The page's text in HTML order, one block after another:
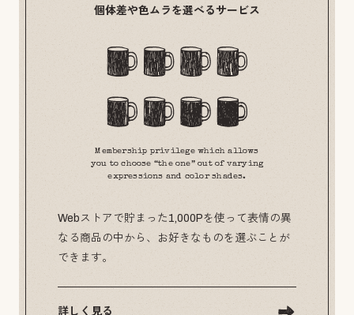
個体差や色ムラを選べるサービス
Membership privilege which allows
you to choose “the one” out of varying
expressions and color shades.
Webストアで貯まった1,000Pを使って表情の異
なる商品の中から、お好きなものを選ぶことが
できます。
詳しく見る